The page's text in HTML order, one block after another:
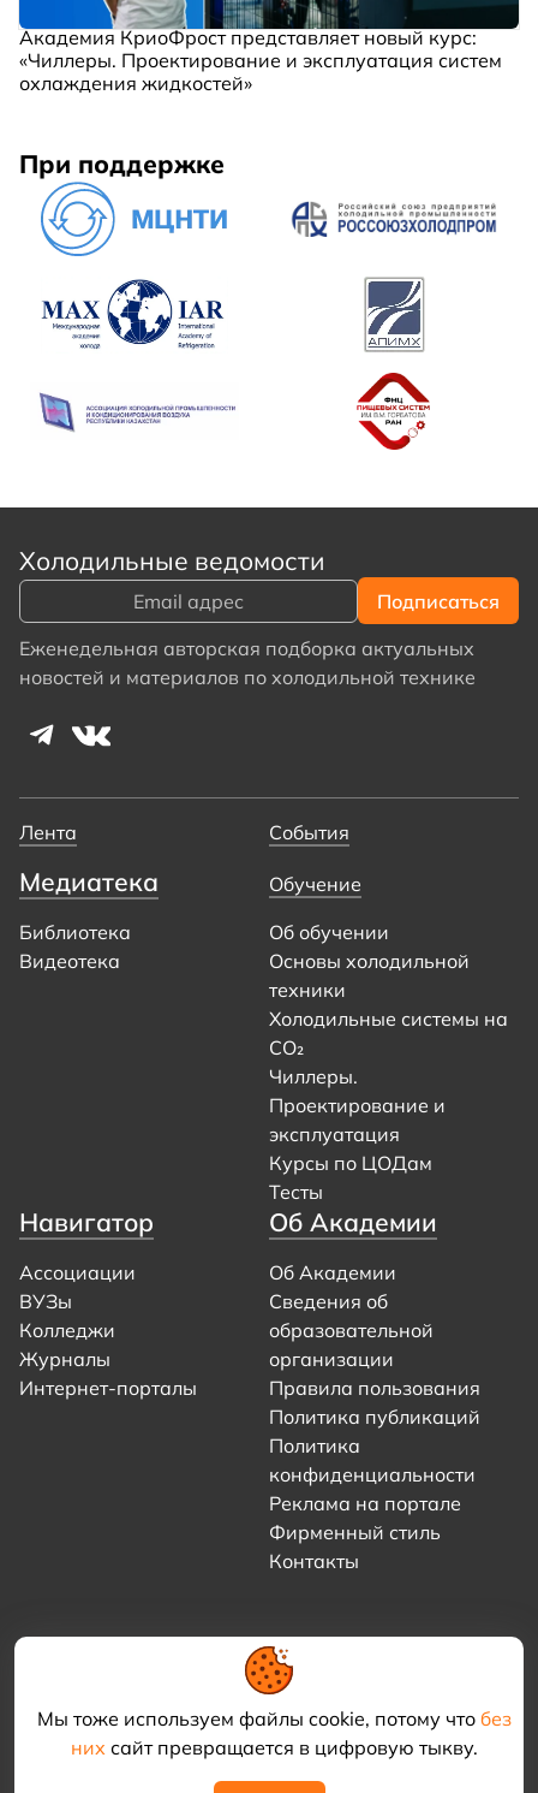
Академия КриоФрост представляет новый курс:
«Чиллеры. Проектирование и эксплуатация систем
охлаждения жидкостей»
Мы тоже используем файлы cookie, потому что без
нихсайт превращается в цифровую тыкву.
При поддержке
Холодильные ведомости
Еженедельная авторская подборка актуальных
новостей и материалов по холодильной технике
Лента События
Медиатека
Библиотека
Видеотека
Обучение
Об обучении
Основы холодильной
техники
Холодильные системы на
CO₂
Чиллеры.
Проектирование и
эксплуатация
Курсы по ЦОДам
Тесты
Навигатор
Ассоциации
ВУЗы
Колледжи
Журналы
Интернет-порталы
Об Академии
Об Академии
Сведения об
образовательной
организации
Правила пользования
Политика публикаций
Политика
конфиденциальности
Реклама на портале
Фирменный стиль
Контакты